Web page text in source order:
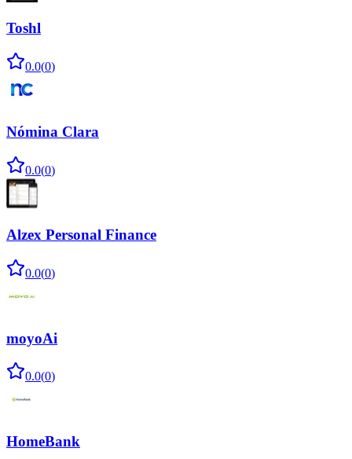
Toshl
0.0(0)
Nómina Clara
0.0(0)
Alzex Personal Finance
0.0(0)
moyoAi
0.0(0)
HomeBank